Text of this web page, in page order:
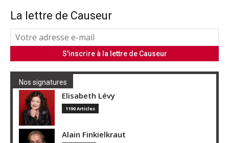
La lettre de Causeur
Nos signatures
Elisabeth Lévy
1190 Articles
Alain Finkielkraut